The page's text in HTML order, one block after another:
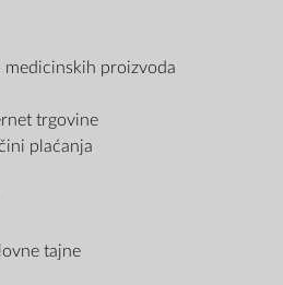
medicinskih proizvoda
trgovine
plaćanja
tajne